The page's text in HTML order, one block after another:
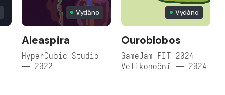
Vydáno
Aleaspira
HyperCubic Studio
— 2022
Vydáno
Ouroblobos
GameJam FIT 2024 -
Velikonoční — 2024